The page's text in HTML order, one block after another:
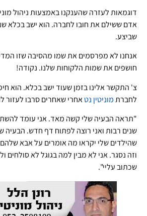
דוגמאות לעזרה שהענקנו באמצעות ניהול
אדם ששילם את חובו לחברה. הוא ישב בכלא
שביצע.
אנחנו לא מפרסמים את שמו מהסיבה שזו
חושפים את שמות הלקוחות שלנו. נקודה!
צ' התקשר אלינו בזמן שעוד ישב בכלא. הוא
לחברתמוניטין נטאחרי שאחרים סרבו לעזור
"תראה הבעיה שלי קשה מאד. אני עומד
שנים רבות ואני רוצה לפתוח דף חדש. הבעיה
שהילדים שלי יקראו מה אומרים על אבא
וזה נסגר. אני לא מבין למה בגוגל לא סולחים
שכתוב עליי".